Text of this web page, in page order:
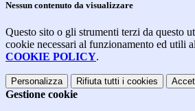
Nessun contenuto da visualizzare
Questo sito o gli strumenti terzi da questo
cookie necessari al funzionamento ed utili
COOKIE POLICY.
Personalizza Rifiuta tutti i cookies
Gestione cookie